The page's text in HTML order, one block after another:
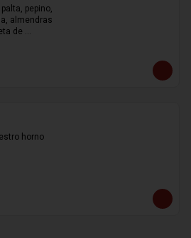
pepino,
almendras
de
horno